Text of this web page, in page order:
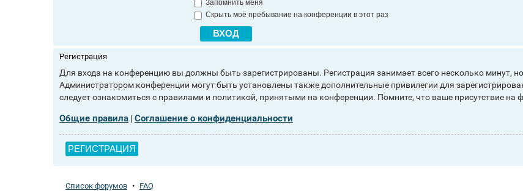
Запомнить меня
Скрыть моё пребывание на конференции в этот раз
Регистрация
Для входа на конференцию вы должны быть зарегистрированы. Регистрация занимает всего несколько минут,
Администратором конференции могут быть установлены также дополнительные привилегии для
следует ознакомиться с правилами и политикой, принятыми на конференции. Помните, что ваше присутствие на
Общие правила | Соглашение о конфиденциальности
РЕГИСТРАЦИЯ
Список форумов • FAQ